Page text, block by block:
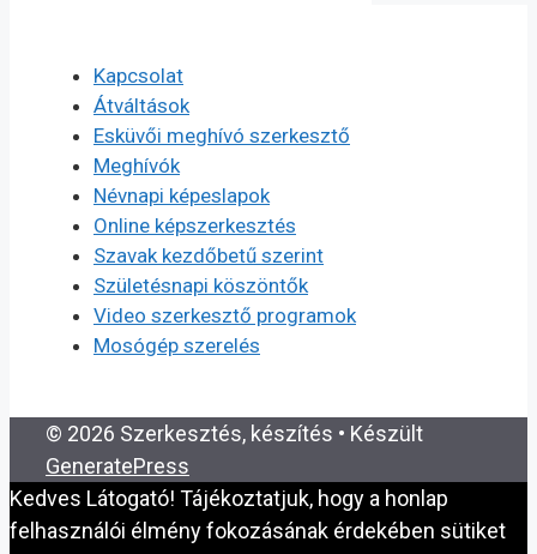
Kapcsolat
Átváltások
Esküvői meghívó szerkesztő
Meghívók
Névnapi képeslapok
Online képszerkesztés
Szavak kezdőbetű szerint
Születésnapi köszöntők
Video szerkesztő programok
Mosógép szerelés
© 2026 Szerkesztés, készítés • Készült
GeneratePress
Kedves Látogató! Tájékoztatjuk, hogy a honlap
felhasználói élmény fokozásának érdekében sütiket